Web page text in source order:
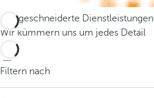
c
n
Maßgeschneiderte Dienstleistungen
Wir kümmern uns um jedes Detail
Filtern nach